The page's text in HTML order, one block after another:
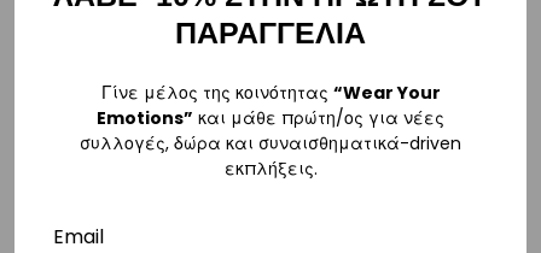
Το καλάθι σας είναι προς το παρόν άδειο.
Επιστροφή στο κατάστημα
ΠΑΡΑΓΓΕΛΙΑ
Γίνε μέλος της κοινότητας “Wear Your
Emotions” και μάθε πρώτη/ος για νέες
συλλογές, δώρα και συναισθηματικά-driven
εκπλήξεις.
Email